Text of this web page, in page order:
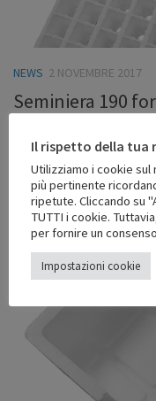
NEWS 2 NOVEMBRE 2017
Seminiera 190
conformità alimentare,
qualità UNI EN ISO
UNI EN 14001:2015.
Il rispetto della tua
Utilizziamo i cookie
più pertinente
ripetute. Cliccando su
TUTTI i cookie.
per fornire un
Impostazioni cookie